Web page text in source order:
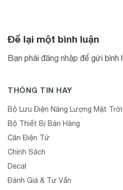
Để lại một bình luận
Bạn phải đăng nhập để gửi bình
THÔNG TIN HAY
Bộ Lưu Điện Năng Lượng Mặt Trời
Bộ Thiết Bị Bán Hàng
Cân Điện Tử
Chính Sách
Decal
Đánh Giá & Tư Vấn